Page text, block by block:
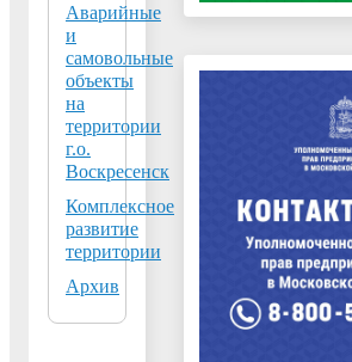
Аварийные
и
самовольные
объекты
на
территории
г.о.
Воскресенск
Комплексное
развитие
территории
Архив